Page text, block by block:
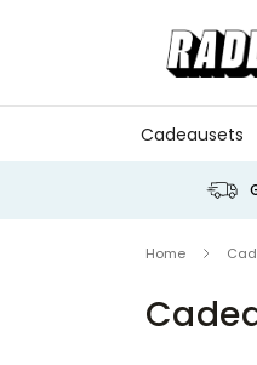
Cadeausets
Home